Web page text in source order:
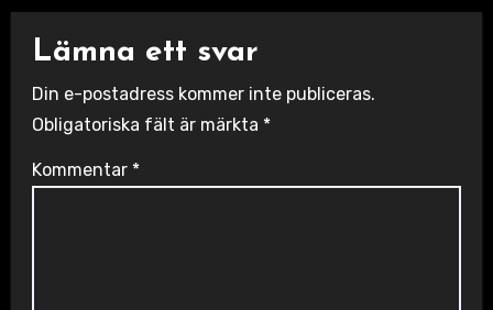
Lämna ett svar
Din e-postadress kommer inte publiceras.
Obligatoriska fält är märkta *
Kommentar *